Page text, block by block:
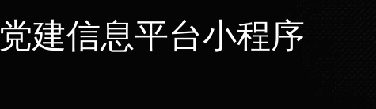
党建信息平台小程序